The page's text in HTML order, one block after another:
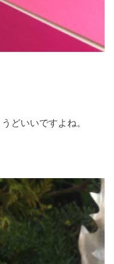
どいいですよね。